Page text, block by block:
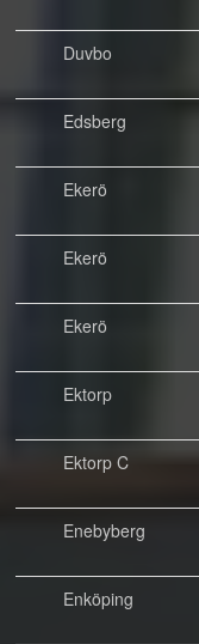
Duvbo
Edsberg
Ekerö
Ekerö
Ekerö
Ektorp
Ektorp C
Enebyberg
Enköping